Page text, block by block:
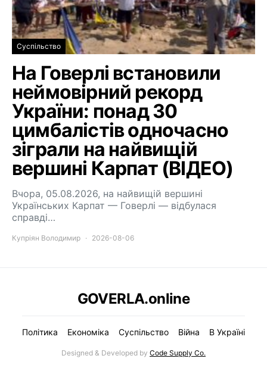
Суспільство
На Говерлі встановили
неймовірний рекорд
України: понад 30
цимбалістів одночасно
зіграли на найвищій
вершині Карпат (ВІДЕО)
Вчора, 05.08.2026, на найвищій вершині
Українських Карпат — Говерлі — відбулася
справді…
Купріян Володимир 2026-08-06
GOVERLA.online
Політика Економіка Суспільство Війна В Україні
Designed & Developed by Code Supply Co.